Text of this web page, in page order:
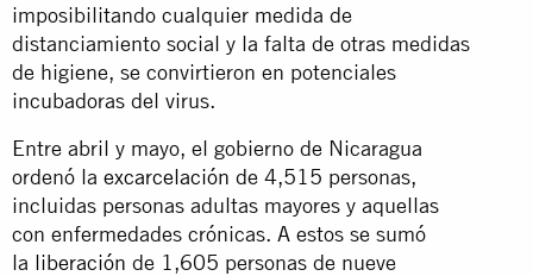
imposibilitando cualquier medida de
distanciamiento social y la falta de otras medidas
de higiene, se convirtieron en potenciales
incubadoras del virus.
Entre abril y mayo, el gobierno de Nicaragua
ordenó la excarcelación de 4,515 personas,
incluidas personas adultas mayores y aquellas
con enfermedades crónicas. A estos se sumó
la liberación de 1,605 personas de nueve